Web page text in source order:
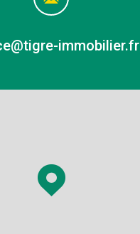
immobilier.fr